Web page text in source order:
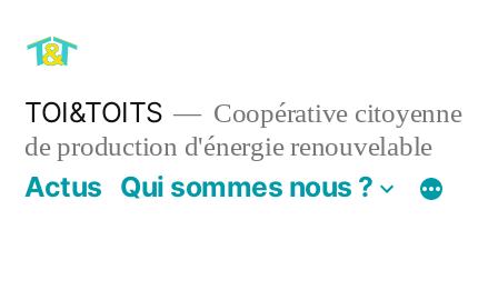
contenu
TOI&TOITS
Coopérative citoyenne
de production d'énergie renouvelable
Actus Qui sommes nous ?